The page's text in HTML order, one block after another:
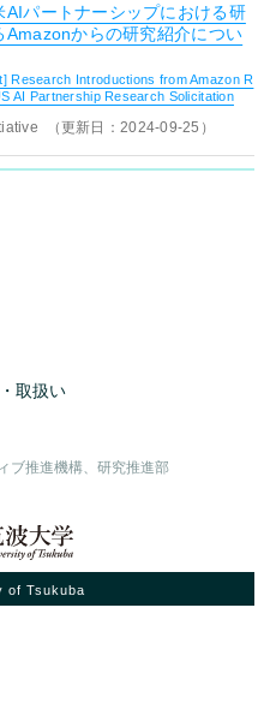
AIパートナーシップにおける研
Amazonからの研究紹介につい
Research Introductions from Amazon R
AI Partnership Research Solicitation
（更新日：2024-09-25）
取扱い
ブ推進機構、研究推進部
of Tsukuba